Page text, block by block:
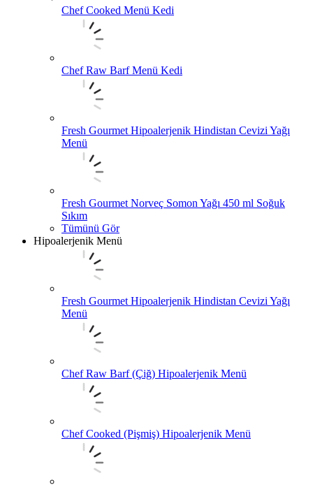
Chef Cooked Menü Kedi
Chef Raw Barf Menü Kedi
Fresh Gourmet Hipoalerjenik Hindistan Cevizi Yağı
Menü
Fresh Gourmet Norveç Somon Yağı 450 ml Soğuk
Sıkım
Tümünü Gör
Hipoalerjenik Menü
Fresh Gourmet Hipoalerjenik Hindistan Cevizi Yağı
Menü
Chef Raw Barf (Çiğ) Hipoalerjenik Menü
Chef Cooked (Pişmiş) Hipoalerjenik Menü